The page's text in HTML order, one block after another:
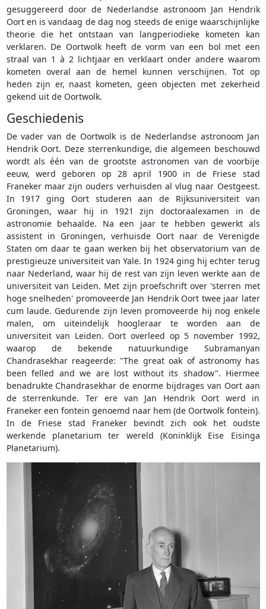
gesuggereerd door de Nederlandse astronoom Jan Hendrik
Oort en is vandaag de dag nog steeds de enige waarschijnlijke
theorie die het ontstaan van langperiodieke kometen kan
verklaren. De Oortwolk heeft de vorm van een bol met een
straal van 1 à 2 lichtjaar en verklaart onder andere waarom
kometen overal aan de hemel kunnen verschijnen. Tot op
heden zijn er, naast kometen, geen objecten met zekerheid
gekend uit de Oortwolk.
Geschiedenis
De vader van de Oortwolk is de Nederlandse astronoom Jan
Hendrik Oort. Deze sterrenkundige, die algemeen beschouwd
wordt als één van de grootste astronomen van de voorbije
eeuw, werd geboren op 28 april 1900 in de Friese stad
Franeker maar zijn ouders verhuisden al vlug naar Oestgeest.
In 1917 ging Oort studeren aan de Rijksuniversiteit van
Groningen, waar hij in 1921 zijn doctoraalexamen in de
astronomie behaalde. Na een jaar te hebben gewerkt als
assistent in Groningen, verhuisde Oort naar de Verenigde
Staten om daar te gaan werken bij het observatorium van de
prestigieuze universiteit van Yale. In 1924 ging hij echter terug
naar Nederland, waar hij de rest van zijn leven werkte aan de
universiteit van Leiden. Met zijn proefschrift over 'sterren met
hoge snelheden' promoveerde Jan Hendrik Oort twee jaar later
cum laude. Gedurende zijn leven promoveerde hij nog enkele
malen, om uiteindelijk hoogleraar te worden aan de
universiteit van Leiden. Oort overleed op 5 november 1992,
waarop de bekende natuurkundige Subramanyan
Chandrasekhar reageerde: "The great oak of astronomy has
been felled and we are lost without its shadow". Hiermee
benadrukte Chandrasekhar de enorme bijdrages van Oort aan
de sterrenkunde. Ter ere van Jan Hendrik Oort werd in
Franeker een fontein genoemd naar hem (de Oortwolk fontein).
In de Friese stad Franeker bevindt zich ook het oudste
werkende planetarium ter wereld (Koninklijk Eise Eisinga
Planetarium).